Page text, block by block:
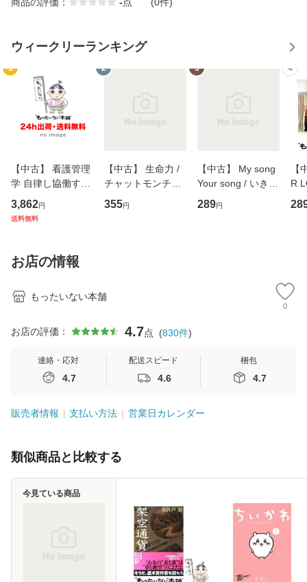
ウィークリーランキング
1
【中古】 看護管理
学 自律し協働する
専門職の看護マネ
ジメントスキル 改
恵 藤本幸三 / 南江
堂 [単行
3,862円
送料無料
2
【中古】 生命力 /
チャットモンチー /
キューンレコード
[CD]【メール便送
355円
3
【中古】 My song
Your song / いきも
のがかり / [CD]
【メール便送料無
289円
4
【
R
産
お店の情報
もったいない本舗
0
お店の評価： 4.7点 (830件)
連絡・応対
4.7
配送スピード
4.6
梱包
4.7
販売者情報 支払い方法 営業日カレンダー
類似商品と比較する
今見ている商品